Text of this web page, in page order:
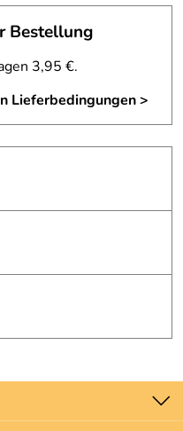
Bestellung
3,95 €.
Lieferbedingungen >